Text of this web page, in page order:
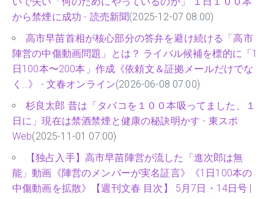
から禁煙に成功 - 読売新聞(2025-12-07 08:00)
高市早苗首相が核心部分の答弁を避け続ける「高市
陣営の中傷動画問題」とは？ ライバル候補を標的に「1
日100本〜200本」作成《依頼文＆証拠メールだけでな
く…》 - 文春オンライン(2026-06-08 07:00)
杉良太郎 昔は「タバコを１００本吸ってました、１
日に」現在は禁酒禁煙と健康の秘訣明かす - 東スポ
Web(2025-11-01 07:00)
【独占入手】高市早苗陣営が流した「進次郎は無
能」動画《陣営のメンバーが実名証言》《1日100本の
中傷動画を拡散》【週刊文春 目次】 5月7日・14日号 |